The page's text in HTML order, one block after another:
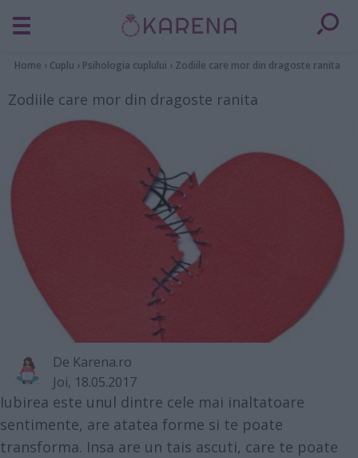
Home › Cuplu › Psihologia cuplului › Zodiile care mor din dragoste ranita
Zodiile care mor din dragoste ranita
De Karena.ro
Joi, 18.05.2017
Iubirea este unul dintre cele mai inaltatoare
sentimente, are atatea forme si te poate
transforma. Insa are un tais ascuti, care te poate